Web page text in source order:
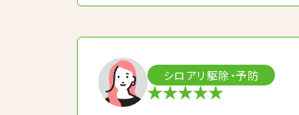
シロアリ駆除・予防